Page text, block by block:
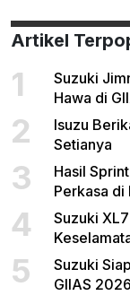
Artikel
1
Suzuki
Hawa di
2
Isuzu
Setianya
3
Hasil
Perkasa di
4
Suzuki
5
Suzuki
GIIAS 2026